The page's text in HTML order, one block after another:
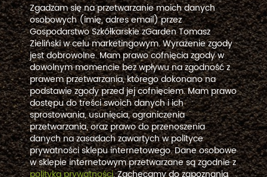
Zgadzam się na przetwarzanie moich danych
osobowych (imię, adres email) przez
Gospodarstwo Szkółkarskie zGarden Tomasz
Zieliński w celu marketingowym. Wyrażenie zgody
jest dobrowolne. Mam prawo cofnięcia zgody w
dowolnym momencie bez wpływu na zgodność z
prawem przetwarzania, którego dokonano na
podstawie zgody przed jej cofnięciem. Mam prawo
dostępu do treści swoich danych i ich
sprostowania, usunięcia, ograniczenia
przetwarzania, oraz prawo do przenoszenia
danych na zasadach zawartych w polityce
prywatności sklepu internetowego. Dane osobowe
w sklepie internetowym przetwarzane są zgodnie z
polityką prywatności. Zachęcamy do zapoznania